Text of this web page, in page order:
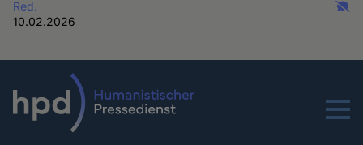
Red.
10.02.2026
Menu